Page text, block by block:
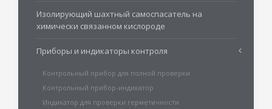
Изолирующий шахтный самоспасатель на
химически связанном кислороде
Приборы и индикаторы контроля
Контрольный прибор для полной проверки
Контрольный прибор-индикатор
Индикатор для проверки герметичности